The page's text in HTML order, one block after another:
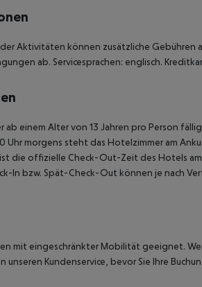
Aktivitäten können zusätzliche
ab. Servicesprachen: englisch.
einem Alter von 13 Jahren pro Person
morgens steht das Hotelzimmer am
die offizielle Check-Out-Zeit des Hotels
In bzw. Spät-Check-Out können je nach
mit eingeschränkter Mobilität geeignet.
unseren Kundenservice, bevor Sie Ihre